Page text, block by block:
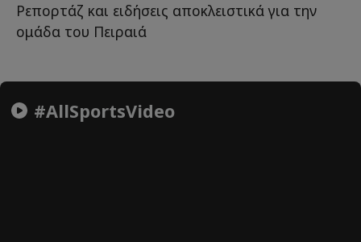
Ρεπορτάζ και ειδήσεις αποκλειστικά για την
ομάδα του Πειραιά
#AllSportsVideo